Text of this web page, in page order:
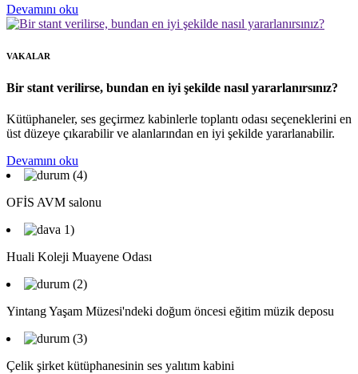
Devamını oku
VAKALAR
Bir stant verilirse, bundan en iyi şekilde nasıl yararlanırsınız?
Kütüphaneler, ses geçirmez kabinlerle toplantı odası seçeneklerini en
üst düzeye çıkarabilir ve alanlarından en iyi şekilde yararlanabilir.
Devamını oku
OFİS AVM salonu
Huali Koleji Muayene Odası
Yintang Yaşam Müzesi'ndeki doğum öncesi eğitim müzik deposu
Çelik şirket kütüphanesinin ses yalıtım kabini